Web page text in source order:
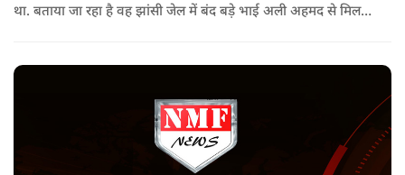
था. बताया जा रहा है वह झांसी जेल में बंद बड़े भाई अली अहमद से मिलने